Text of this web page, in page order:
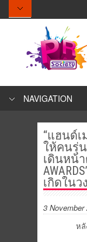
NAVIGATION
“แฮนด์
ให้คนรุ่
เดินหน้า
เกิดใน
3 November
หลังจา